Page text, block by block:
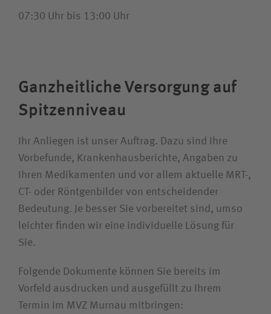
07:30 Uhr bis 13:00 Uhr
Ganzheitliche Versorgung auf
Spitzenniveau
Ihr Anliegen ist unser Auftrag. Dazu sind Ihre
Vorbefunde, Krankenhausberichte, Angaben zu
Ihren Medikamenten und vor allem aktuelle MRT-,
CT- oder Röntgenbilder von entscheidender
Bedeutung. Je besser Sie vorbereitet sind, umso
leichter finden wir eine individuelle Lösung für
Sie.
Folgende Dokumente können Sie bereits im
Vorfeld ausdrucken und ausgefüllt zu Ihrem
Termin im MVZ Murnau mitbringen: